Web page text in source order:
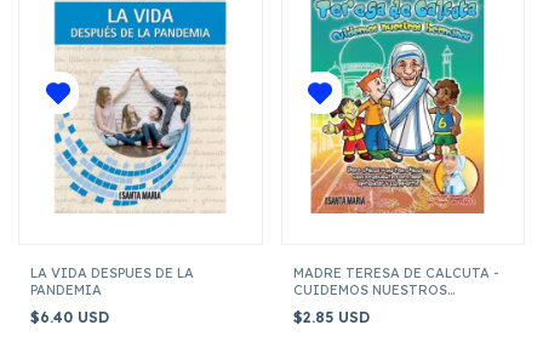
LA VIDA DESPUES DE LA
PANDEMIA
$6.40 USD
MADRE TERESA DE CALCUTA -
CUIDEMOS NUESTROS
$2.85 USD